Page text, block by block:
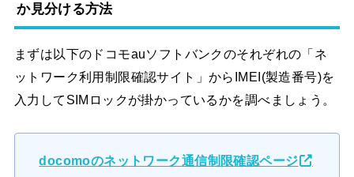
か見分ける方法
まずは以下のドコモauソフトバンクのそれぞれの「ネ
ットワーク利用制限確認サイト」からIMEI(製造番号)を
入力してSIMロックが掛かっているかを調べましょう。
docomoのネットワーク通信制限確認ページ